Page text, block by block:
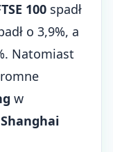
100 spadł
o 3,9%, a
Natomiast
w
Shanghai